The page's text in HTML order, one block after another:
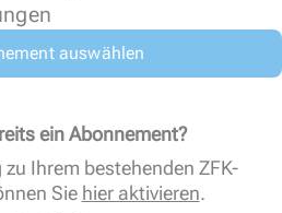
auswählen
ein Abonnement?
Ihrem bestehenden ZFK-
Sie hier aktivieren.